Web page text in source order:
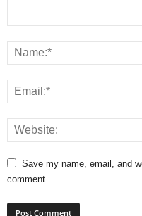
Save my name, email, and
comment.